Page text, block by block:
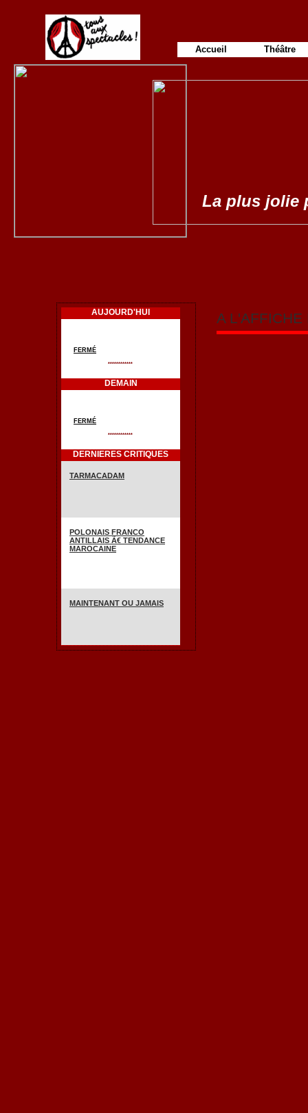
AUJOURD'HUI
FERMÉ
************
DEMAIN
FERMÉ
************
DERNIERES CRITIQUES
TARMACADAM
POLONAIS FRANCO
ANTILLAIS Ã€ TENDANCE
MAROCAINE
MAINTENANT OU JAMAIS
La plus jolie
Accueil Théâtre
A L'AFFICHE